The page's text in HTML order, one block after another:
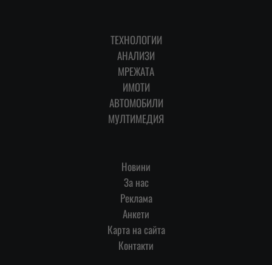
ТЕХНОЛОГИИ
АНАЛИЗИ
МРЕЖАТА
ИМОТИ
АВТОМОБИЛИ
МУЛТИМЕДИЯ
Новини
За нас
Реклама
Анкети
Карта на сайта
Контакти